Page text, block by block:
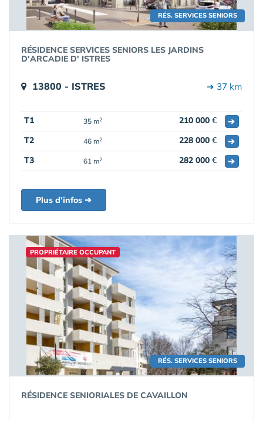
RÉS. SERVICES SENIORS
RÉSIDENCE SERVICES SENIORS LES JARDINS
D'ARCADIE D' ISTRES
13800 - ISTRES ➔ 37 km
T1 35 m2 210 000 €
➔
T2
46 m2 228 000 €
➔
T3
61 m2 282 000 € ➔
Plus d'infos ➔
RÉS. SERVICES SENIORS
PROPRIÉTAIRE OCCUPANT
RÉSIDENCE SENIORIALES DE CAVAILLON